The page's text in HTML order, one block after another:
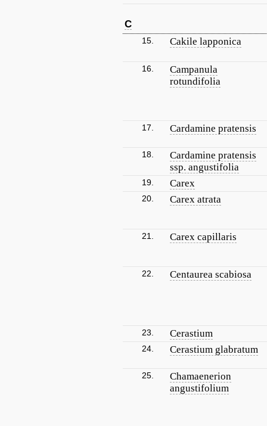
C
15. Cakile lapponica
16.
Campanula
rotundifolia
17. Cardamine pratensis
18.
Cardamine pratensis
ssp. angustifolia
19. Carex
20. Carex atrata
21. Carex capillaris
22. Centaurea scabiosa
23. Cerastium
24. Cerastium glabratum
25.
Chamaenerion
angustifolium